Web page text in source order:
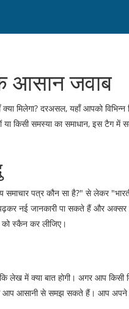
आसान जवाब
मिलेगा? दरअसल, यहाँ आपको विभिन्न
या किसी समस्या का समाधान, इस
पत्र कौन सा है?" से लेकर
नई जानकारी पा सकते हैं और
को स्कैन कर लीजिए।
लेख में क्या बात होगी। अगर आप
आप आसानी से समझ सकते हैं। आप अपने